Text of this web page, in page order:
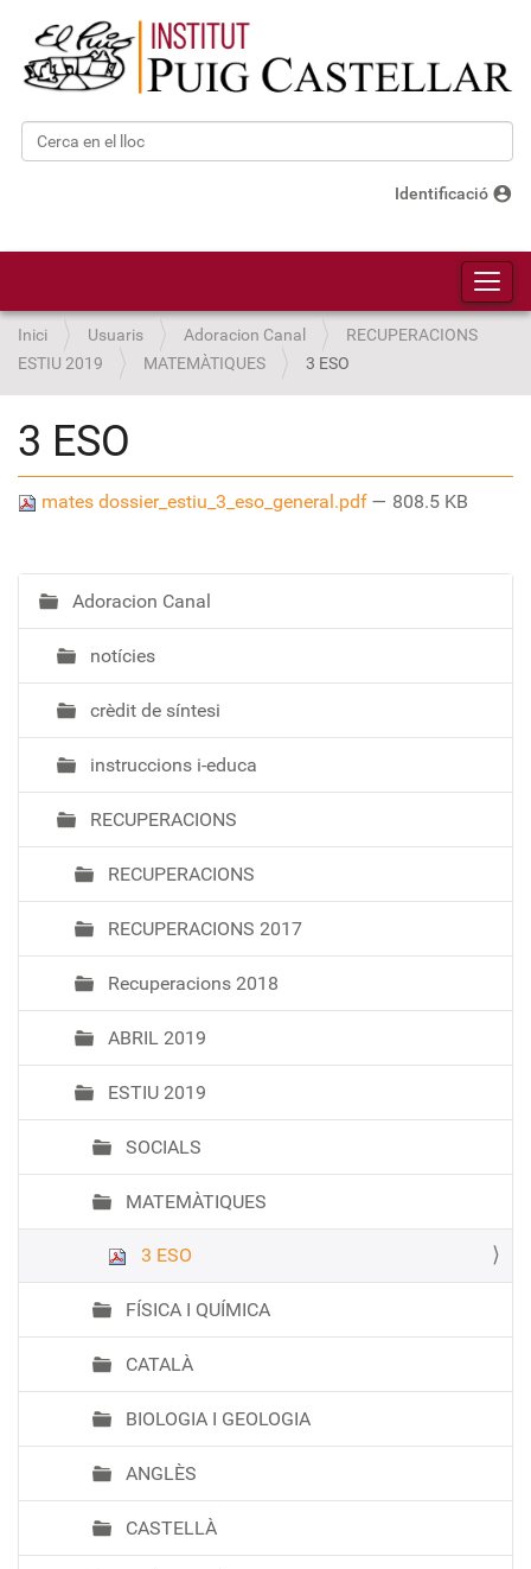
Cerca
Identificació account_circle
Inici Usuaris Adoracion Canal
RECUPERACIONS
ESTIU 2019
MATEMÀTIQUES 3 ESO
3 ESO
mates dossier_estiu_3_eso_general.pdf — 808.5 KB
N
a
e
a
Adoracion Canal
notícies
crèdit de síntesi
instruccions i-educa
RECUPERACIONS
RECUPERACIONS
RECUPERACIONS 2017
Recuperacions 2018
ABRIL 2019
ESTIU 2019
SOCIALS
MATEMÀTIQUES
3 ESO
FÍSICA I QUÍMICA
CATALÀ
BIOLOGIA I GEOLOGIA
ANGLÈS
CASTELLÀ